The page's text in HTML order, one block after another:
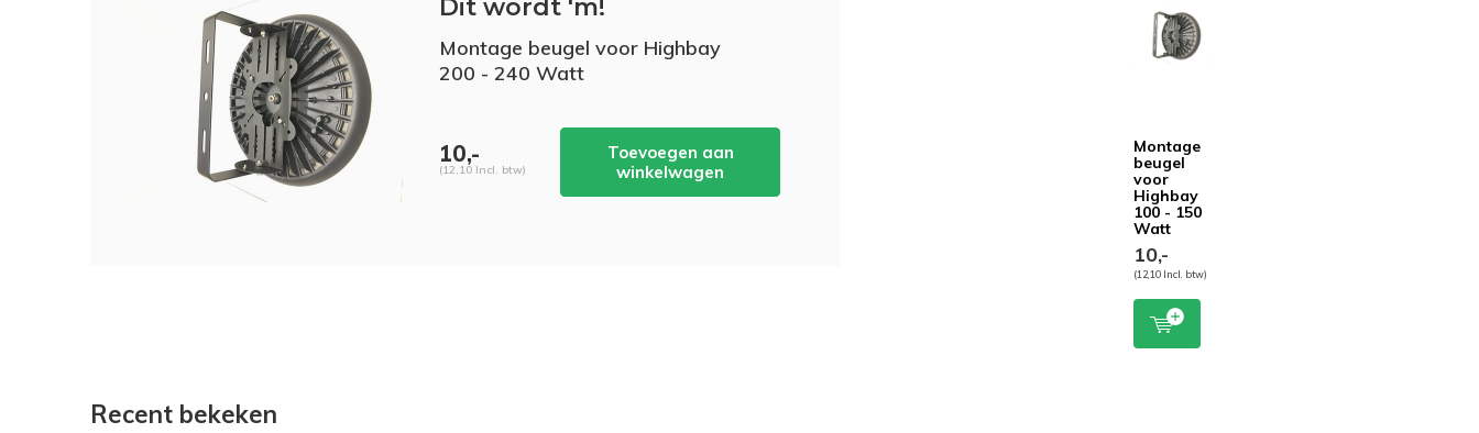
Dit wordt 'm!
Montage beugel voor Highbay
200 - 240 Watt
10,-
(12,10 Incl. btw)
Toevoegen aan
winkelwagen
Montage
beugel
voor
Highbay
100 - 150
Watt
10,-
(12,10 Incl. btw)
Recent bekeken